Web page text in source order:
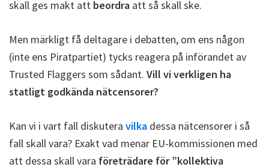
skall ges makt att beordra att så skall ske.
Men märkligt få deltagare i debatten, om ens någon
(inte ens Piratpartiet) tycks reagera på införandet av
Trusted Flaggers som sådant. Vill vi verkligen ha
statligt godkända nätcensorer?
Kan vi i vart fall diskutera vilka dessa nätcensorer i så
fall skall vara? Exakt vad menar EU-kommissionen med
att dessa skall vara företrädare för ”kollektiva